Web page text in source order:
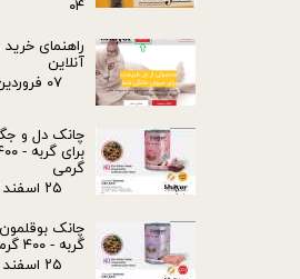
۰۴
راهنمای خرید
آنلاین
۰۷ فروردین ۰۴
چانک دل و
برای گربه
گرمی
۲۵ اسفند ۰۳
چانک
گربه - ۴۰۰ گرمی
۲۵ اسفند ۰۳